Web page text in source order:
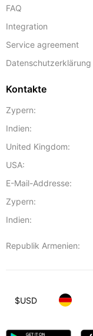
FAQ
Integration
Service agreement
Datenschutzerklärung
Kontakte
Zypern:
Indien:
United Kingdom:
USA:
E-Mail-Addresse:
Zypern:
Indien:
Republik Armenien:
$USD